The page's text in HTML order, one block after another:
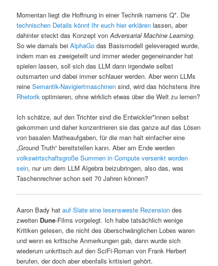
Momentan liegt die Hoffnung in einer Technik namens Q*. Die
technischen Details könnt Ihr euch hier erklären lassen, aber
dahinter steckt das Konzept vonAdversarial Machine Learning.
So wie damals beiAlphaGo das Basismodell geleveraged wurde,
indem man es zweigeteilt und immer wieder gegeneinander hat
spielen lassen, soll sich das LLM dann irgendwie selbst
outsmarten und dabei immer schlauer werden. Aber wenn LLMs
reineSemantik-Navigiertmaschinen sind, wird das höchstens ihre
Rhetorik optimieren, ohne wirklich etwas über die Welt zu lernen?
Ich schätze, auf den Trichter sind die Entwickler*innen selbst
gekommen und daher konzentrieren sie das ganze auf das Lösen
von basalen Matheaufgaben, für die man halt einfacher eine
„Ground Truth“ bereitstellen kann. Aber am Ende werden
volkswirtschaftsgroße Summen in Compute versenkt worden
sein, nur um dem LLM Algebra beizubringen, also das, was
Taschenrechner schon seit 70 Jahren können?
Aaron Bady hatauf Slate eine lesensweste Rezension des
zweiten Dune-Films vorgelegt. Ich habe tatsächlich wenige
Kritiken gelesen, die nicht des überschwänglichen Lobes waren
und wenn es kritische Anmerkungen gab, dann wurde sich
wiederum unkritisch auf den SciFi-Roman von Frank Herbert
berufen, der doch aber ebenfalls kritisiert gehört.